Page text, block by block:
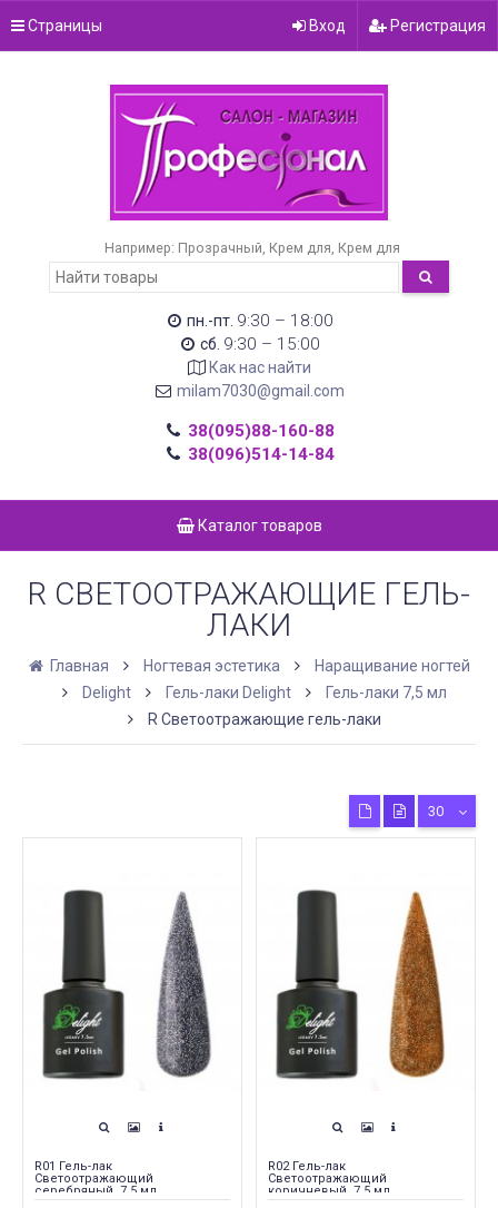
Страницы Вход Регистрация
Например: Прозрачный Крем для Крем для
пн.-пт. 9:30 – 18:00
сб. 9:30 – 15:00
Как нас найти
milam7030@gmail.com
38(095)88-160-88
38(096)514-14-84
Каталог товаров
R СВЕТООТРАЖАЮЩИЕ ГЕЛЬ-
ЛАКИ
Главная Ногтевая эстетика
Наращивание ногтей
Delight
Гель-лаки Delight
Гель-лаки 7,5 мл
R Светоотражающие гель-лаки
30
R01 Гель-лак
Светоотражающий
серебряный, 7.5 мл
R02 Гель-лак
Светоотражающий
коричневый, 7.5 мл